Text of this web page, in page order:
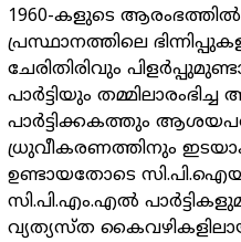
1960-കളുടെ
പ്രസ്ഥാനത്തിലെ
ചേരിതിരിവും
പാര്‍ട്ടിയും
പാര്‍ട്ടിക്കകത്തും
ധ്രുവീകരണത്തിനും
ഉണ്ടായതോടെ
സി.പി.എം.എല്‍
വ്യത്യസ്ത